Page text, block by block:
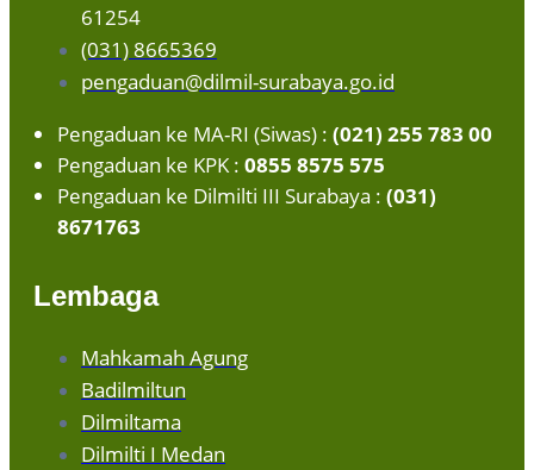
61254
(031) 8665369
pengaduan@dilmil-surabaya.go.id
Pengaduan ke MA-RI (Siwas) : (021) 255 783 00
Pengaduan ke KPK : 0855 8575 575
Pengaduan ke Dilmilti III Surabaya : (031)
8671763
Lembaga
Mahkamah Agung
Badilmiltun
Dilmiltama
Dilmilti I Medan